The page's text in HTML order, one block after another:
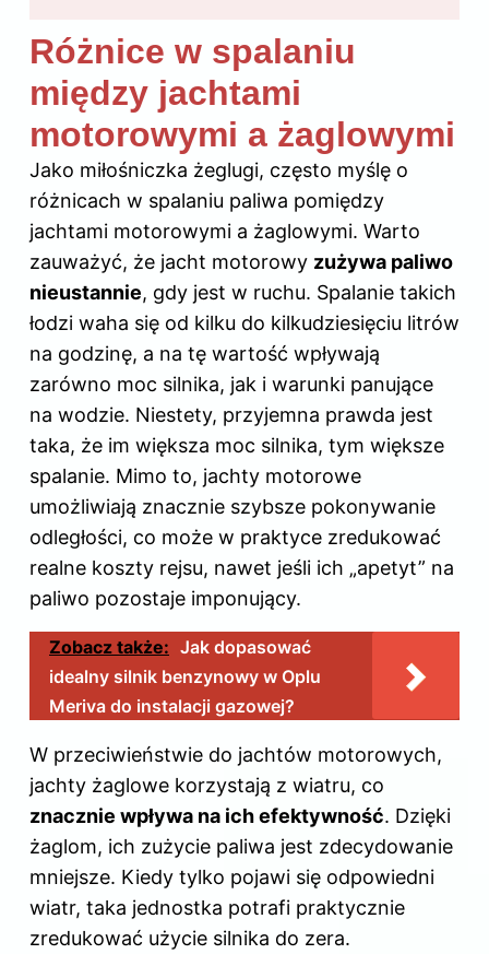
Różnice w spalaniu
między jachtami
motorowymi a żaglowymi
Jako miłośniczka żeglugi, często myślę o
różnicach w spalaniu paliwa pomiędzy
jachtami motorowymi a żaglowymi. Warto
zauważyć, że jacht motorowy zużywa paliwo
nieustannie, gdy jest w ruchu. Spalanie takich
łodzi waha się od kilku do kilkudziesięciu litrów
na godzinę, a na tę wartość wpływają
zarówno moc silnika, jak i warunki panujące
na wodzie. Niestety, przyjemna prawda jest
taka, że im większa moc silnika, tym większe
spalanie. Mimo to, jachty motorowe
umożliwiają znacznie szybsze pokonywanie
odległości, co może w praktyce zredukować
realne koszty rejsu, nawet jeśli ich „apetyt” na
paliwo pozostaje imponujący.
Zobacz także: Jak dopasować
idealny silnik benzynowy w Oplu
Meriva do instalacji gazowej?
W przeciwieństwie do jachtów motorowych,
jachty żaglowe korzystają z wiatru, co
znacznie wpływa na ich efektywność. Dzięki
żaglom, ich zużycie paliwa jest zdecydowanie
mniejsze. Kiedy tylko pojawi się odpowiedni
wiatr, taka jednostka potrafi praktycznie
zredukować użycie silnika do zera.